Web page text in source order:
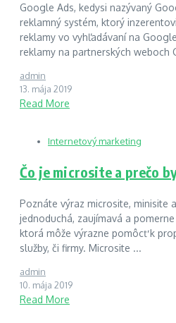
Google Ads, kedysi nazývaný
reklamný systém, ktorý
reklamy vo vyhľadávaní na
reklamy na partnerských weboch
admin
13. mája 2019
Read More
Internetový marketing
Čo je microsite a prečo
Poznáte výraz microsite, minisite
jednoduchá, zaujímavá a
ktorá môže výrazne pomôcť k
služby, či firmy. Microsite ...
admin
10. mája 2019
Read More